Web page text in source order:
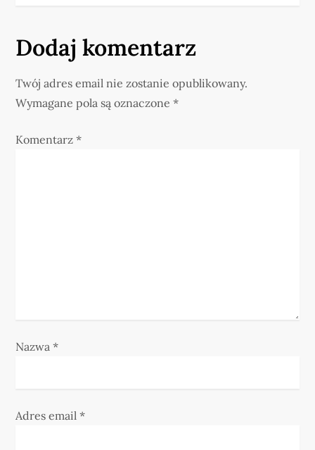
a
c
j
a
Dodaj komentarz
Twój adres email nie zostanie opublikowany.
Wymagane pola są oznaczone*
Komentarz*
Nazwa*
Adres email*